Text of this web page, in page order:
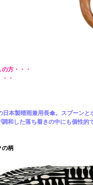
方・・・
・
本製晴雨兼用長傘。スプーンと
和した落ち着きの中にも個性的
の柄